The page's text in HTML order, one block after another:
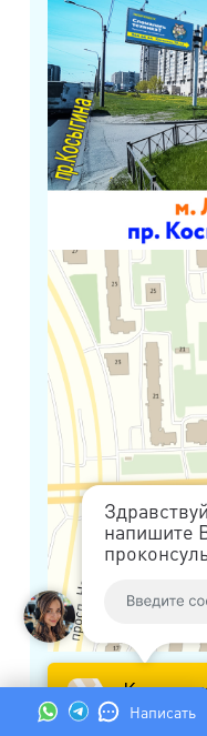
Написать
напишите